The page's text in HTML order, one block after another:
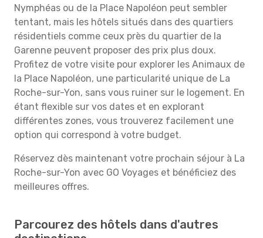
Nymphéas ou de la Place Napoléon peut sembler
tentant, mais les hôtels situés dans des quartiers
résidentiels comme ceux près du quartier de la
Garenne peuvent proposer des prix plus doux.
Profitez de votre visite pour explorer les Animaux de
la Place Napoléon, une particularité unique de La
Roche-sur-Yon, sans vous ruiner sur le logement. En
étant flexible sur vos dates et en explorant
différentes zones, vous trouverez facilement une
option qui correspond à votre budget.
Réservez dès maintenant votre prochain séjour à La
Roche-sur-Yon avec GO Voyages et bénéficiez des
meilleures offres.
Parcourez des hôtels dans d'autres